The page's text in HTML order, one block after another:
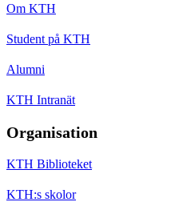
Om KTH
Student på KTH
Alumni
KTH Intranät
Organisation
KTH Biblioteket
KTH:s skolor